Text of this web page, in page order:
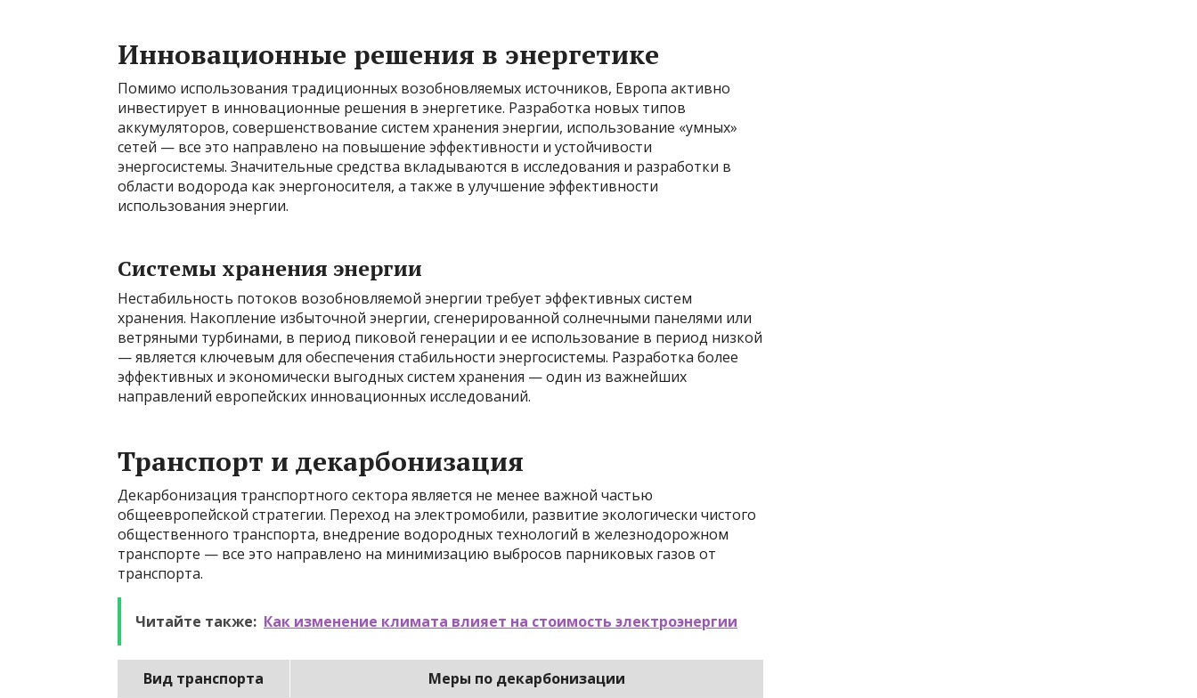
Инновационные решения в энергетике
Помимо использования традиционных возобновляемых источников, Европа активно
инвестирует в инновационные решения в энергетике. Разработка новых типов
аккумуляторов, совершенствование систем хранения энергии, использование «умных»
сетей — все это направлено на повышение эффективности и устойчивости
энергосистемы. Значительные средства вкладываются в исследования и разработки в
области водорода как энергоносителя, а также в улучшение эффективности
использования энергии.
Системы хранения энергии
Нестабильность потоков возобновляемой энергии требует эффективных систем
хранения. Накопление избыточной энергии, сгенерированной солнечными панелями или
ветряными турбинами, в период пиковой генерации и ее использование в период низкой
— является ключевым для обеспечения стабильности энергосистемы. Разработка более
эффективных и экономически выгодных систем хранения — один из важнейших
направлений европейских инновационных исследований.
Транспорт и декарбонизация
Декарбонизация транспортного сектора является не менее важной частью
общеевропейской стратегии. Переход на электромобили, развитие экологически чистого
общественного транспорта, внедрение водородных технологий в железнодорожном
транспорте — все это направлено на минимизацию выбросов парниковых газов от
транспорта.
Читайте также: Как изменение климата влияет на стоимость электроэнергии
Вид транспорта
Меры по декарбонизации